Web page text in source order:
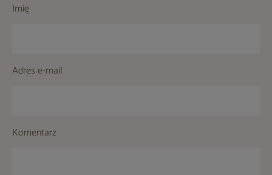
Imię
Adres e-mail
Komentarz